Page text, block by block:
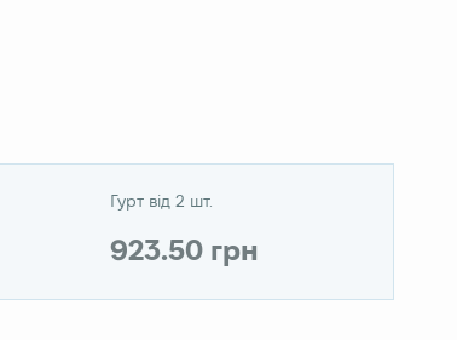
Гурт від 2 шт.
923.50 грн